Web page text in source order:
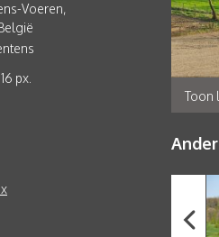
Voeren,
px.
Toon